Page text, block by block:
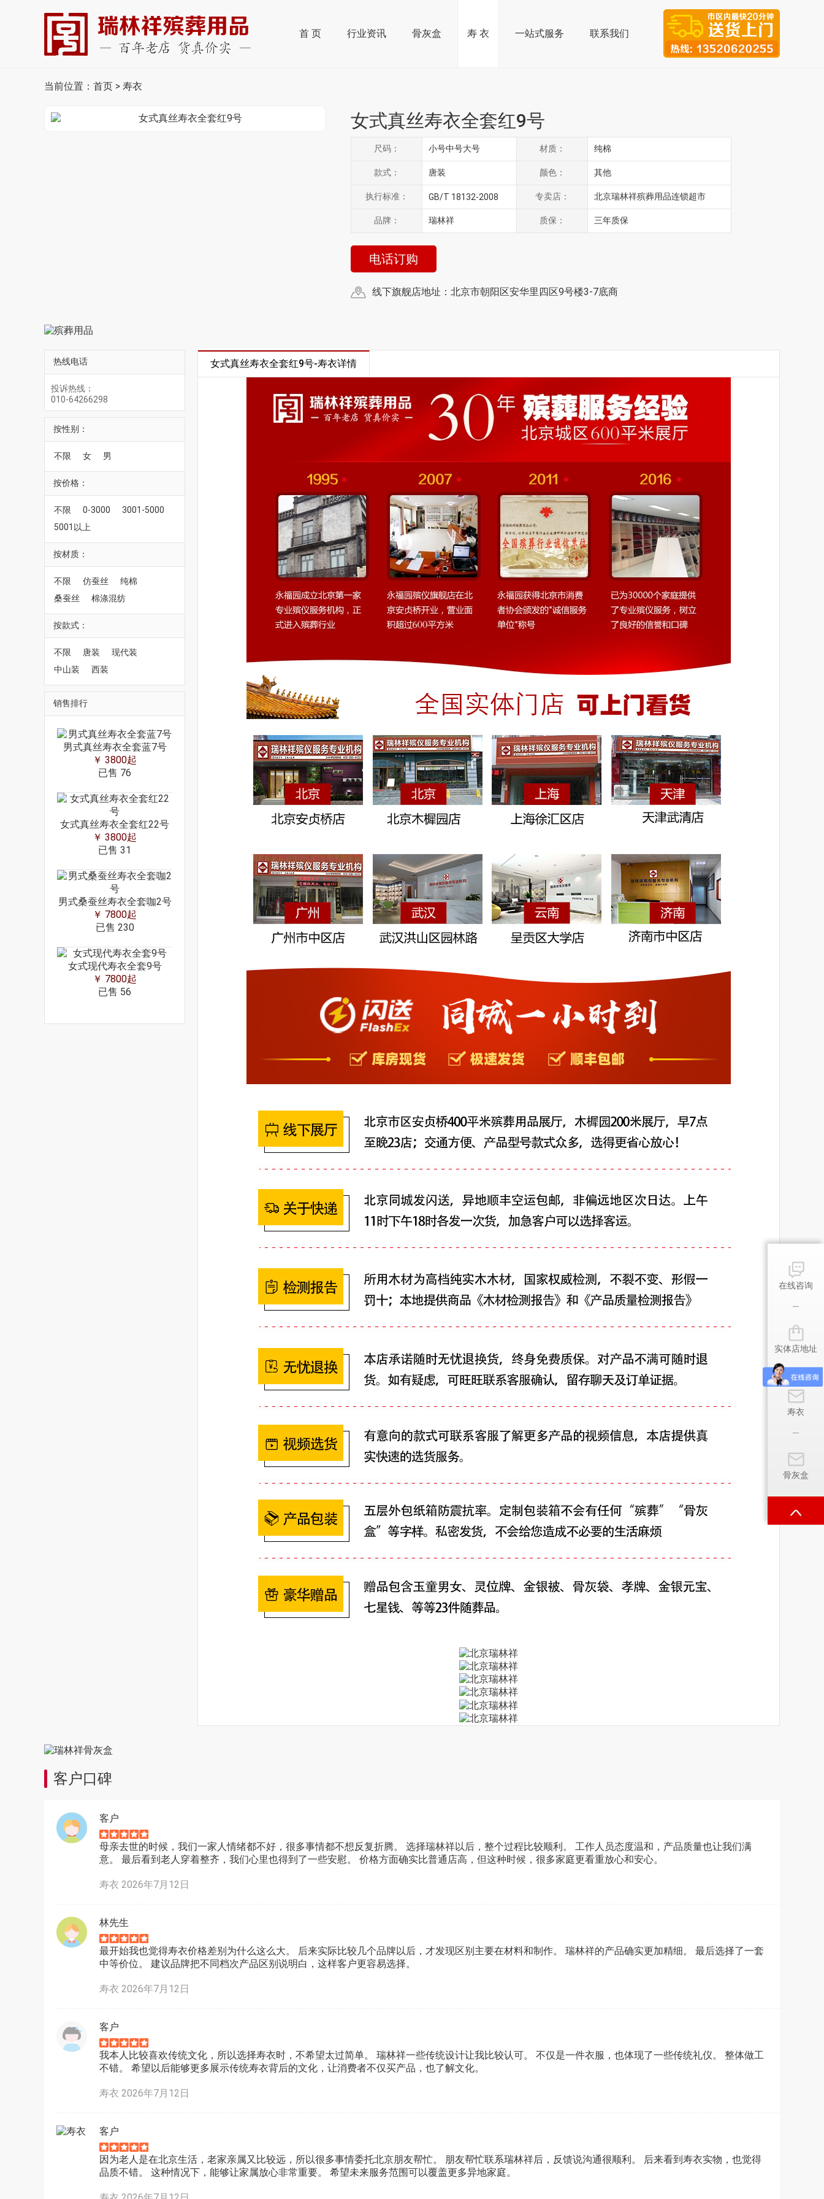
首 页 行业资讯 骨灰盒 寿 衣 一站式服务 联系我们
当前位置： 首页 > 寿衣
女式真丝寿衣全套红9号
尺码： 小号中号大号 材质： 纯棉
款式： 唐装 颜色： 其他
执行标准： GB/T 18132-2008 专卖店： 北京瑞林祥殡葬用品连锁超市
品牌： 瑞林祥 质保： 三年质保
电话订购
线下旗舰店地址：北京市朝阳区安华里四区9号楼3-7底商
女式真丝寿衣全套红9号-寿衣详情
热线电话
投诉热线：
010-64266298
按性别：
不限 女 男
按价格：
不限 0-3000
3001-5000
5001以上
按材质：
不限 仿蚕丝
纯棉
桑蚕丝
棉涤混纺
按款式：
不限 唐装
现代装
中山装
西装
销售排行
男式真丝寿衣全套蓝7号
￥ 3800起
已售 76
女式真丝寿衣全套红22号
￥ 3800起
已售 31
男式桑蚕丝寿衣全套咖2号
￥ 7800起
已售 230
女式现代寿衣全套9号
￥ 7800起
已售 56
客户口碑
客户
母亲去世的时候，我们一家人情绪都不好，很多事情都不想反复折腾。 选择瑞林祥以后，整个过程比较顺利。 工作人员态度温和，产品质量也让我们满
意。 最后看到老人穿着整齐，我们心里也得到了一些安慰。 价格方面确实比普通店高，但这种时候，很多家庭更看重放心和安心。
寿衣 2026年7月12日
林先生
最开始我也觉得寿衣价格差别为什么这么大。 后来实际比较几个品牌以后，才发现区别主要在材料和制作。 瑞林祥的产品确实更加精细。 最后选择了一套
中等价位。 建议品牌把不同档次产品区别说明白，这样客户更容易选择。
寿衣 2026年7月12日
客户
我本人比较喜欢传统文化，所以选择寿衣时，不希望太过简单。 瑞林祥一些传统设计让我比较认可。 不仅是一件衣服，也体现了一些传统礼仪。 整体做工
不错。 希望以后能够更多展示传统寿衣背后的文化，让消费者不仅买产品，也了解文化。
寿衣 2026年7月12日
客户
因为老人是在北京生活，老家亲属又比较远，所以很多事情委托北京朋友帮忙。 朋友帮忙联系瑞林祥后，反馈说沟通很顺利。 后来看到寿衣实物，也觉得
品质不错。 这种情况下，能够让家属放心非常重要。 希望未来服务范围可以覆盖更多异地家庭。
在线咨询
实体店地址
寿衣
骨灰盒